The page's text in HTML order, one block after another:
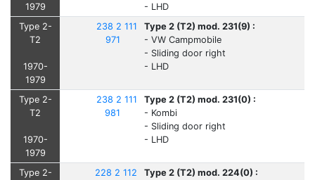
1979
- LHD
Type 2-
T2
1970-
1979
238 2 111
971
Type 2 (T2) mod. 231(9) :
- VW Campmobile
- Sliding door right
- LHD
Type 2-
T2
1970-
1979
238 2 111
981
Type 2 (T2) mod. 231(0) :
- Kombi
- Sliding door right
- LHD
Type 2-
228 2 112
Type 2 (T2) mod. 224(0) :